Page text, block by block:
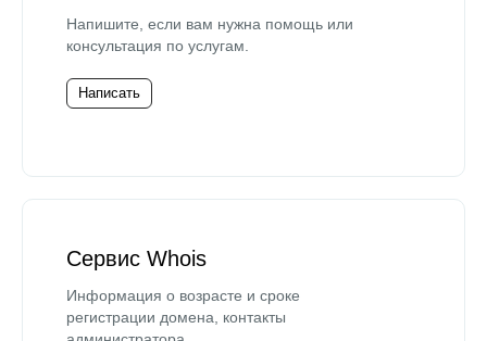
Напишите, если вам нужна помощь или
консультация по услугам.
Написать
Сервис Whois
Информация о возрасте и сроке
регистрации домена, контакты